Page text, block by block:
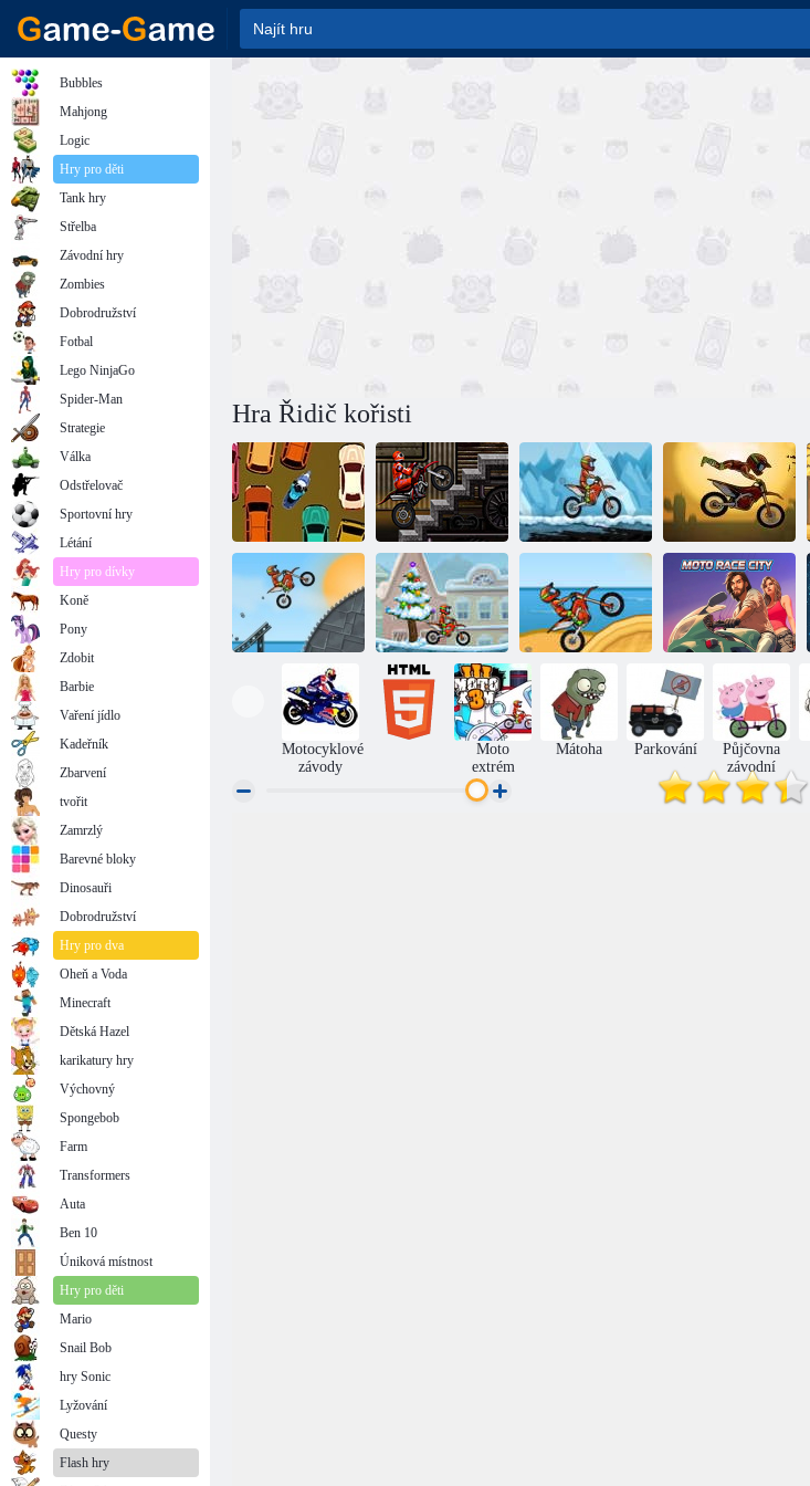
Hra Řidič kořisti
kroužil zátka
Talentovaný
závodník
Motor Racing 2 Moto X3M
Moto X3M Bike
Moto X3M 4
Zima
Originál Moto
HZM
Motocyklové
závody ve městě
Motocyklové
závody
Moto
extrém
Mátoha Parkování
Půjčovna
závodní
Bubbles
Mahjong
Logic
Hry pro děti
Tank hry
Střelba
Závodní hry
Zombies
Dobrodružství
Fotbal
Lego NinjaGo
Spider-Man
Strategie
Válka
Odstřelovač
Sportovní hry
Létání
Hry pro dívky
Koně
Pony
Zdobit
Barbie
Vaření jídlo
Kadeřník
Zbarvení
tvořit
Zamrzlý
Barevné bloky
Dinosauři
Dobrodružství
Hry pro dva
Oheň a Voda
Minecraft
Dětská Hazel
karikatury hry
Výchovný
Spongebob
Farm
Transformers
Auta
Ben 10
Úniková místnost
Hry pro děti
Mario
Snail Bob
hry Sonic
Lyžování
Questy
Flash hry